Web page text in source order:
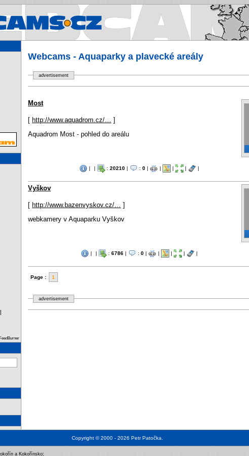
Webcams.cz - Webcams in
Webcams - Aquaparky a plavecké areály
advertisement
Most
[ http://www.aquadrom.cz/…
]
Aquadrom Most - pohled do areálu
| | : 20210| : 0| | | | |
Vyškov
[ http://www.bazenvyskov.cz/…
]
webkamery v Aquaparku Vyškov
| | : 6786| : 0| | | | |
Page : 1
advertisement
Copyright © 2000 - 2026 Petr Patočka
a Kokořínsko;